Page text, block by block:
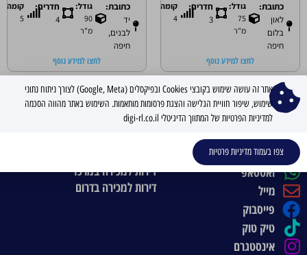
כתובת:
לאון
בלום
חיפה
גודל:
75
מ"ר
חדרים:
3
קומה:
4
לחצו למידע נוסף
כתובת:
יד
לבנים,
חיפה
גודל:
90
מ"ר
חדרים:
4
קומה:
5
לחצו למידע נוסף
ניווט קל באתר
ניווט קל באתר
073-8014555
ואטסאפ
מייל
פייסבוק
טיק טוק
אינסטגרם
דירות יד 2
דירות למכירה במרכז
דירות למכירה בדרום
אתר זה עושה שימוש בקובצי Cookies ובפיקסלים (Google, Meta) לצורך ניתוח נתוני
שימוש, שיפור חוויית הגלישה והצגת פרסומות מותאמות. השימוש באתר מהווה הסכמה
למדיניות הפרטיות של המתווך הדיגיטלי digi-rl.co.il
צפו בעמוד מדיניות פרטיות